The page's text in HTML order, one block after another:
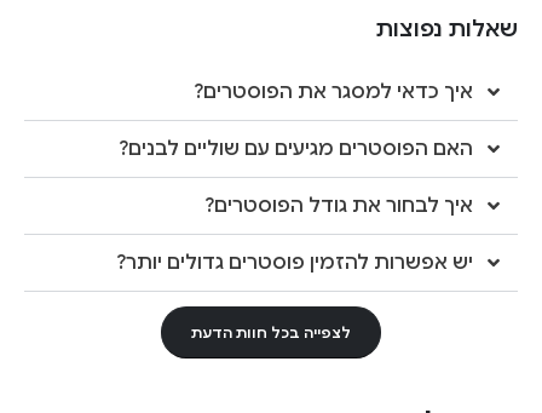
שאלות נפוצות
איך כדאי למסגר את הפוסטרים?
האם הפוסטרים מגיעים עם שוליים לבנים?
איך לבחור את גודל הפוסטרים?
יש אפשרות להזמין פוסטרים גדולים יותר?
לצפייה בכל חוות הדעת